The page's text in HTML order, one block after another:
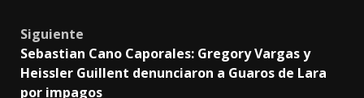
Post
navigation
Siguiente
Sebastian Cano Caporales: Gregory Vargas y
Heissler Guillent denunciaron a Guaros de Lara
por impagos